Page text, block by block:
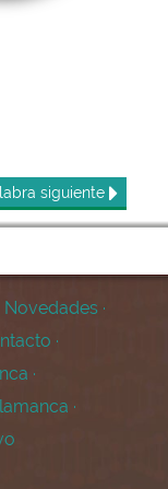
siguiente
Novedades ·
·
·
·